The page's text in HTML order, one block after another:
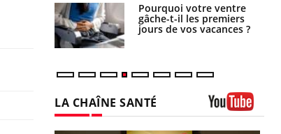
Pourquoi votre ventre
gâche-t-il les premiers
jours de vos vacances ?
LA CHAÎNE SANTÉ